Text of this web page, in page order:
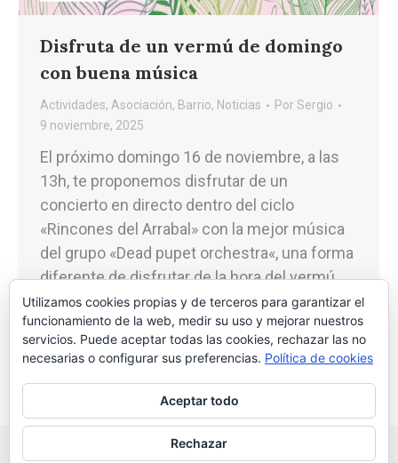
Disfruta de un vermú de domingo
con buena música
Actividades, Asociación, Barrio, Noticias PorSergio
9 noviembre, 2025
El próximo domingo 16 de noviembre, a las
13h, te proponemos disfrutar de un
concierto en directo dentro del ciclo
«Rincones del Arrabal» con la mejor música
del grupo «Dead pupet orchestra«, una forma
diferente de disfrutar de la hora del vermú.
La cita, en el kiosco «El Jardín de Jorge»,
ubicado en el parque…
Utilizamos cookies propias y de terceros para garantizar el
funcionamiento de la web, medir su uso y mejorar nuestros
servicios. Puede aceptar todas las cookies, rechazar las no
necesarias o configurar sus preferencias. Política de cookies
Aceptar todo
Rechazar